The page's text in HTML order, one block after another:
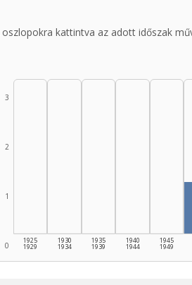
oszlopokra kattintva az adott időszak
0
1
2
3
1925
1929
1930
1934
1935
1939
1940
1944
1945
1949